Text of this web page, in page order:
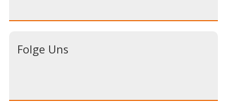
Folge Uns